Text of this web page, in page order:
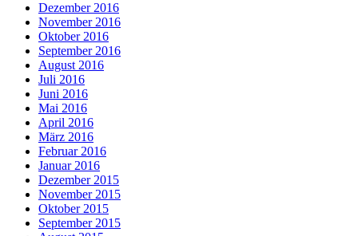
Dezember 2016
November 2016
Oktober 2016
September 2016
August 2016
Juli 2016
Juni 2016
Mai 2016
April 2016
März 2016
Februar 2016
Januar 2016
Dezember 2015
November 2015
Oktober 2015
September 2015